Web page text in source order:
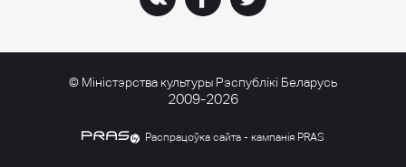
© Міністэрства культуры Рэспублікі Беларусь
2009-2026
Распрацоўка сайта - кампанія PRAS